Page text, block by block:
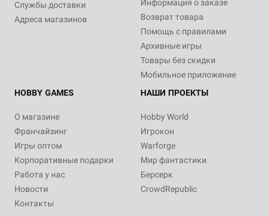
Службы доставки
Адреса магазинов
Информация о заказе
Возврат товара
Помощь с правилами
Архивные игры
Товары без скидки
Мобильное приложение
HOBBY GAMES
О магазине
Франчайзинг
Игры оптом
Корпоративные подарки
Работа у нас
Новости
Контакты
НАШИ ПРОЕКТЫ
Hobby World
Игрокон
Warforge
Мир фантастики
Берсерк
CrowdRepublic